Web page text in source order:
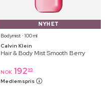
NYHET
Bodymist ⋅ 100 ml
Calvin Klein
Hair & Body Mist Smooth Berry
NOK 192 95
Medlemspris